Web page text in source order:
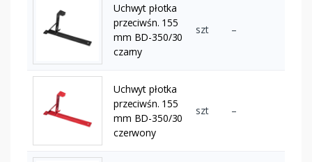
Uchwyt płotka
przeciwśn. 155
mm BD-350/30
czarny
szt –
Uchwyt płotka
przeciwśn. 155
mm BD-350/30
czerwony
szt –